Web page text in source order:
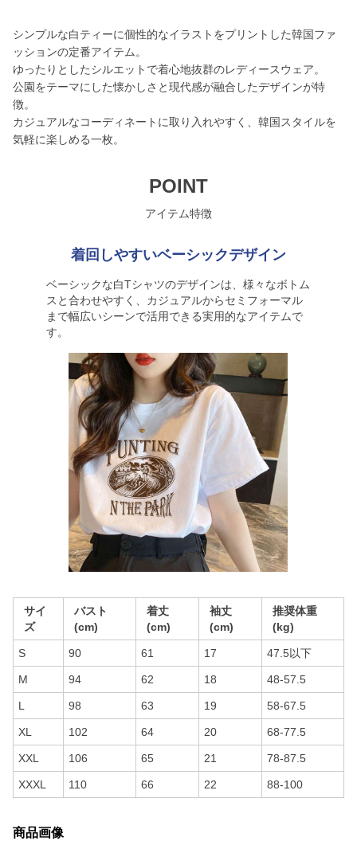
シンプルな白ティーに個性的なイラストをプリントした韓国ファ
ッションの定番アイテム。
ゆったりとしたシルエットで着心地抜群のレディースウェア。
公園をテーマにした懐かしさと現代感が融合したデザインが特
徴。
カジュアルなコーディネートに取り入れやすく、韓国スタイルを
気軽に楽しめる一枚。
POINT
アイテム特徴
着回しやすいベーシックデザイン
ベーシックな白Tシャツのデザインは、様々なボトム
スと合わせやすく、カジュアルからセミフォーマル
まで幅広いシーンで活用できる実用的なアイテムで
す。
サイ
ズ
バスト
(cm)
着丈
(cm)
袖丈
(cm)
推奨体重
(kg)
S 90 61 17 47.5以下
M 94 62 18 48-57.5
L 98 63 19 58-67.5
XL 102 64 20 68-77.5
XXL 106 65 21 78-87.5
XXXL 110 66 22 88-100
商品画像